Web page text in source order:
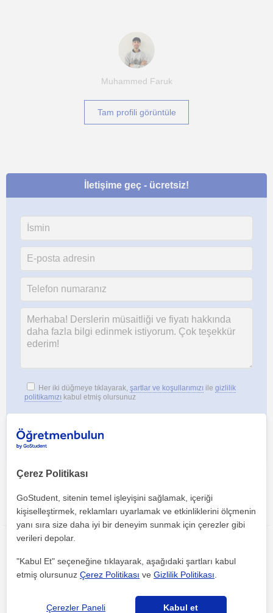
Muhammed Faruk
Tam profili görüntüle
İletişime geç - ücretsiz!
Her iki düğmeye tıklayarak, şartlar ve koşullarımızı ile gizlilik
politikamızı kabul etmiş olursunuz
Bu ilanı paylaş veya e-posta ile gönder
Adana bölgesinde ilginizi çekebilecek diğer Programlama
Çerez Politikası
GoStudent, sitenin temel işleyişini sağlamak, içeriği
kişiselleştirmek, reklamları uyarlamak ve etkinliklerini ölçmenin
yanı sıra size daha iyi bir deneyim sunmak için çerezler gibi
verileri depolar.
"Kabul Et" seçeneğine tıklayarak, aşağıdaki şartları kabul
etmiş olursunuzÇerez Politikası veGizlilik Politikası
Çerezler Paneli Kabul et